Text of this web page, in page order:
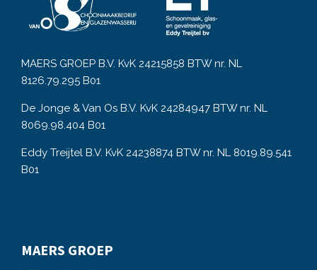
MAERS GROEP B.V. KvK 24215858 BTW nr. NL
8126.79.295 B01
De Jonge & Van Os B.V. KvK 24284947 BTW nr. NL
8069.98.404 B01
Eddy Treijtel B.V. KvK 24238874 BTW nr. NL 8019.89.541
B01
MAERS GROEP